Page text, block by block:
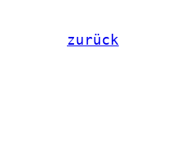
zurück